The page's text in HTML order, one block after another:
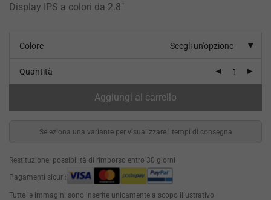
Display IPS a colori da 2.8″
Colore Scegli un'opzione
Quantità
Aggiungi al carrello
Seleziona una variante per visualizzare i tempi di consegna
Restituzione: possibilità di rimborso entro 30 giorni
Pagamenti sicuri:
Tutte le immagini sono inserite unicamente a scopo illustrativo